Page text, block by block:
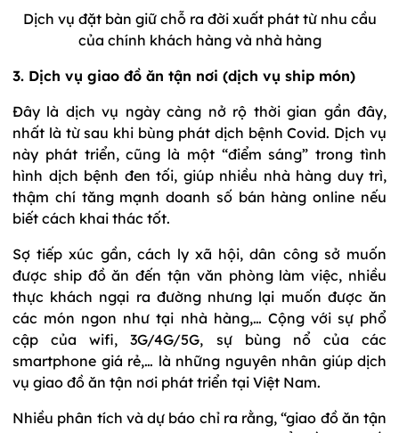
Dịch vụ đặt bàn giữ chỗ ra đời xuất phát từ nhu cầu
của chính khách hàng và nhà hàng
3. Dịch vụ giao đồ ăn tận nơi (dịch vụ ship món)
Đây là dịch vụ ngày càng nở rộ thời gian gần đây,
nhất là từ sau khi bùng phát dịch bệnh Covid. Dịch vụ
này phát triển, cũng là một “điểm sáng” trong tình
hình dịch bệnh đen tối, giúp nhiều nhà hàng duy trì,
thậm chí tăng mạnh doanh số bán hàng online nếu
biết cách khai thác tốt.
Sợ tiếp xúc gần, cách ly xã hội, dân công sở muốn
được ship đồ ăn đến tận văn phòng làm việc, nhiều
thực khách ngại ra đường nhưng lại muốn được ăn
các món ngon như tại nhà hàng,… Cộng với sự phổ
cập của wifi, 3G/4G/5G, sự bùng nổ của các
smartphone giá rẻ,… là những nguyên nhân giúp dịch
vụ giao đồ ăn tận nơi phát triển tại Việt Nam.
Nhiều phân tích và dự báo chỉ ra rằng, “giao đồ ăn tận